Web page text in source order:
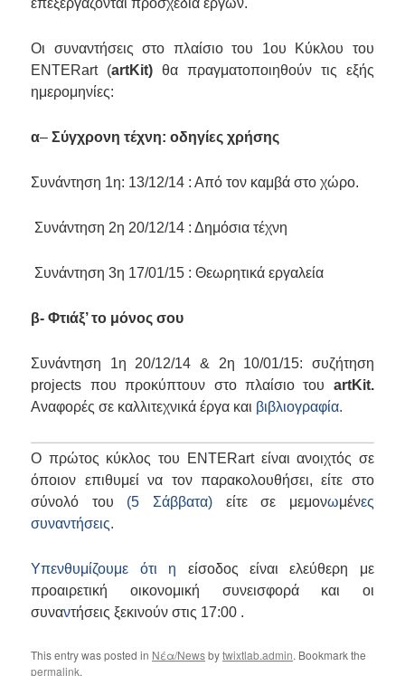
επεξεργάζονται προσχέδια έργων.
Οι συναντήσεις στο πλαίσιο του 1ου Κύκλου του
ENTERart (artKit)θα πραγματοποιηθούν τις εξής
ημερομηνίες:
α–Σύγχρονη τέχνη: οδηγίες χρήσης
Συνάντηση 1η: 13/12/14 : Από τον καμβά στο χώρο.
Συνάντηση 2η 20/12/14 : Δημόσια τέχνη
Συνάντηση 3η 17/01/15 : Θεωρητικά εργαλεία
β- Φτιάξ’ το μόνος σου
Συνάντηση 1η 20/12/14 & 2η 10/01/15: συζήτηση
projects που προκύπτουν στο πλαίσιο του artKit.
Αναφορές σε καλλιτεχνικά έργα και βιβλιογραφία.
Ο πρώτος κύκλος του ENTERart είναι ανοιχτός σε
όποιον επιθυμεί να τον παρακολουθήσει, είτε στο
σύνολό του (5 Σάββατα) είτε σε μεμονωμένες
συναντήσεις.
Υπενθυμίζουμε ότι η είσοδος είναι ελεύθερη με
προαιρετική οικονομική συνεισφορά και οι
συναντήσεις ξεκινούν στις 17:00 .
This entry was posted in Νέα/Newsbytwixtlab.admin. Bookmark the
permalink.